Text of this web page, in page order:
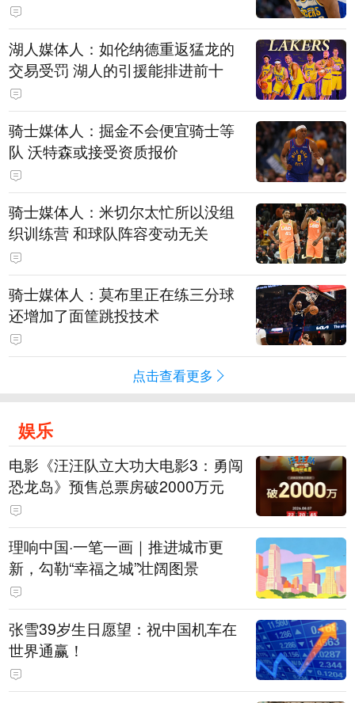
湖人媒体人：如伦纳德重返猛龙的
交易受罚 湖人的引援能排进前十
骑士媒体人：掘金不会便宜骑士等
队 沃特森或接受资质报价
骑士媒体人：米切尔太忙所以没组
织训练营 和球队阵容变动无关
骑士媒体人：莫布里正在练三分球
还增加了面筐跳投技术
点击查看更多
娱乐
电影《汪汪队立大功大电影3：勇闯
恐龙岛》预售总票房破2000万元
理响中国·一笔一画｜推进城市更
新，勾勒“幸福之城”壮阔图景
张雪39岁生日愿望：祝中国机车在
世界通赢！